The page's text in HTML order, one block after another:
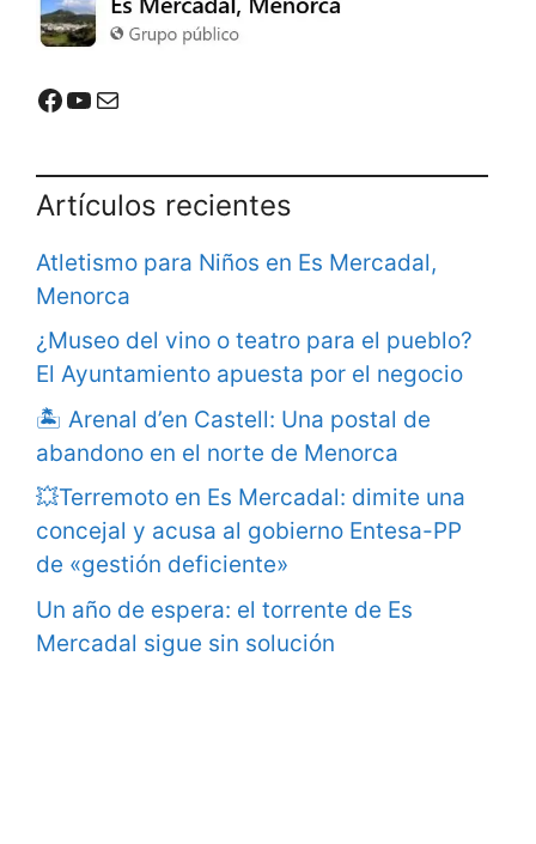
k
p
m
Mercadal Online en Facebook
Mercadal Online en Youtube
Email de contacto
Artículos recientes
Atletismo para Niños en Es Mercadal,
Menorca
¿Museo del vino o teatro para el pueblo?
El Ayuntamiento apuesta por el negocio
🏝️ Arenal d’en Castell: Una postal de
abandono en el norte de Menorca
💥Terremoto en Es Mercadal: dimite una
concejal y acusa al gobierno Entesa-PP
de «gestión deficiente»
Un año de espera: el torrente de Es
Mercadal sigue sin solución